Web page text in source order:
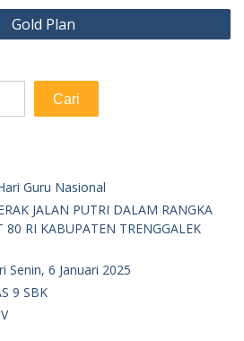
Gold Plan
Cari
Guru Nasional
JALAN PUTRI DALAM RANGKA
80 RI KABUPATEN TRENGGALEK
Senin, 6 Januari 2025
9 SBK